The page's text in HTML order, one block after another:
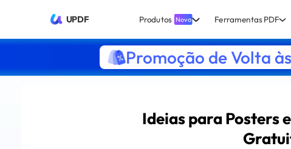
UPDF Produtos Novo Ferramentas PDF
Promoção de Volta
Ideias para Posters